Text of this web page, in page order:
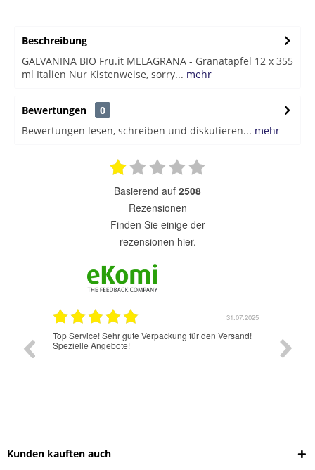
Beschreibung
GALVANINA BIO Fru.it MELAGRANA - Granatapfel 12 x 355
ml Italien Nur Kistenweise, sorry... mehr
Bewertungen
0
Bewertungen lesen, schreiben und diskutieren... mehr
basierend auf 2508
Rezensionen
finden Sie einige der
rezensionen hier.
31.07.2025
Top Service! Sehr gute Verpackung für den Versand!
Spezielle Angebote!
Kunden kauften auch